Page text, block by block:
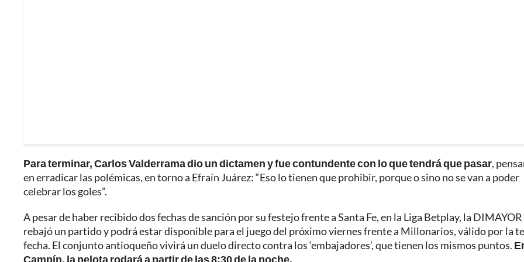
Para terminar, Carlos Valderrama dio un dictamen y fue contundente con lo que tendrá que pasar,
en erradicar las polémicas, en torno a Efraín Juárez: “Eso lo tienen que prohibir, porque o sino no se van a poder
celebrar los goles”.
A pesar de haber recibido dos fechas de sanción por su festejo frente a Santa Fe, en la Liga Betplay, la
rebajó un partido y podrá estar disponible para el juego del próximo viernes frente a Millonarios, válido por la
fecha. El conjunto antioqueño vivirá un duelo directo contra los ‘embajadores’, que tienen los mismos puntos.
Campín, la pelota rodará a partir de las 8:30 de la noche.